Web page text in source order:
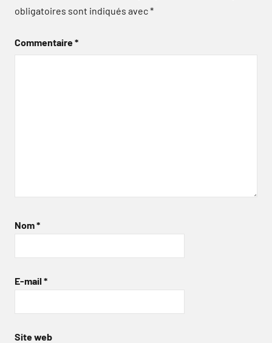
obligatoires sont indiqués avec*
Commentaire*
Nom*
E-mail *
Site web